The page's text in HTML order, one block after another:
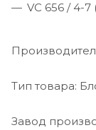
VC 656 / 4-7
Тип товара:
Завод